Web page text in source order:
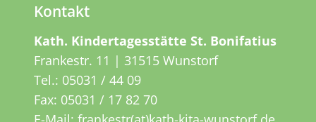
Kontakt
Kath. Kindertagesstätte St. Bonifatius
Frankestr. 11 | 31515 Wunstorf
Tel.: 05031 / 44 09
Fax: 05031 / 17 82 70